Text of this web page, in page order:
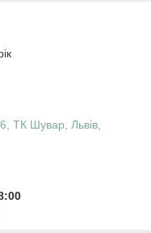
ТК Шувар, Львів,